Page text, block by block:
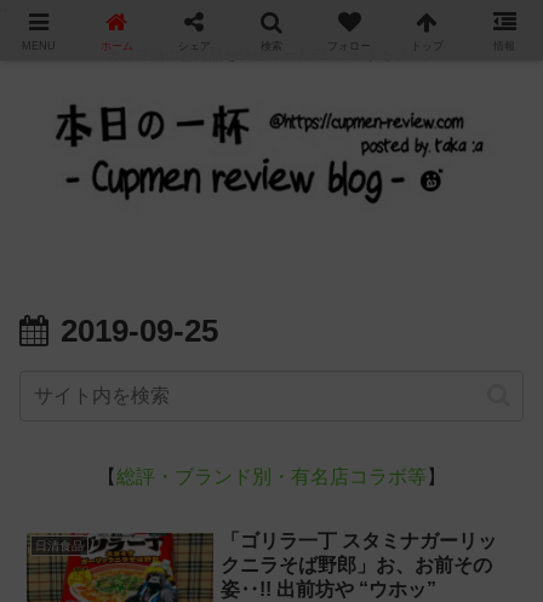
カップ麺の新商品をレビュー / アレンジするブログ
2019-09-25
【総評・ブランド別・有名店コラボ等 】
日清食品
「ゴリラ一丁 スタミナガーリッ
クニラそば野郎」お、お前その
姿‥!! 出前坊や “ウホッ”
MENU ホーム シェア 検索 フォロー トップ 情報